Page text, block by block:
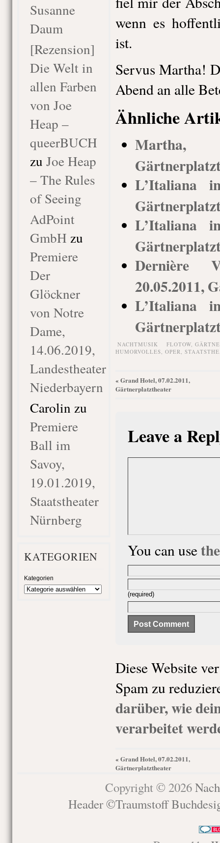
Susanne
Daum
[Rezension]
Die Welt in
allen Farben
von Joe
Heap –
queerBUCH
zu Joe Heap
– The Rules
of Seeing
AdPoint
GmbH zu
Premiere
Der
Glöckner
von Notre
Dame,
14.06.2019,
Landestheater
Niederbayern
Carolin zu
Premiere
Ball im
Savoy,
19.01.2019,
Staatstheater
Nürnberg
KATEGORIEN
Kategorien
wenn es
ist.
Servus Martha!
Abend an alle
Ähnliche
L’Italiana
L’Italiana
Dernière
20.05.2011,
L’Italiana
NACHTMUSIK FLOTOW,
HUMORVOLLES, OPER,
« Grand Hotel, 07.02.2011,
Gärtnerplatztheater
Leave a
You can use
(required)
Diese Website
Spam zu
darüber, wie
verarbeitet
« Grand Hotel, 07.02.2011,
Gärtnerplatztheater
Copyright © 2026
Header ©Traumstoff